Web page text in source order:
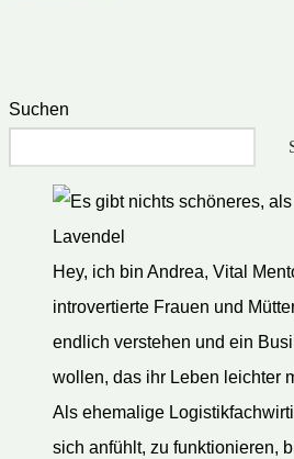
💃
👑
Suchen
Hey, ich bin Andrea, Vital
introvertierte Frauen und
endlich verstehen und ein
wollen, das ihr Leben leichter
Als ehemalige
sich anfühlt, zu funktionieren,